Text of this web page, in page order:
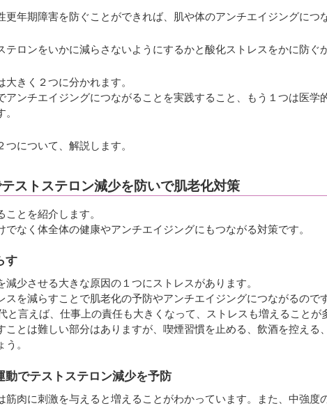
更年期障害を防ぐことができれば、肌や体のアンチエイジングにつ
テロンをいかに減らさないようにするかと酸化ストレスをかに防ぐ
大きく２つに分かれます。
アンチエイジングにつながることを実践すること、もう１つは医
つについて、解説します。
テストステロン減少を防いで肌老化対策
ことを紹介します。
でなく体全体の健康やアンチエイジングにもつながる対策です。
す
減少させる大きな原因の１つにストレスがあります。
スを減らすことで肌老化の予防やアンチエイジングにつながるのです
と言えば、仕事上の責任も大きくなって、ストレスも増えることが
ことは難しい部分はありますが、喫煙習慣を止める、飲酒を控える
。
動でテストステロン減少を予防
筋肉に刺激を与えると増えることがわかっています。また、中強度